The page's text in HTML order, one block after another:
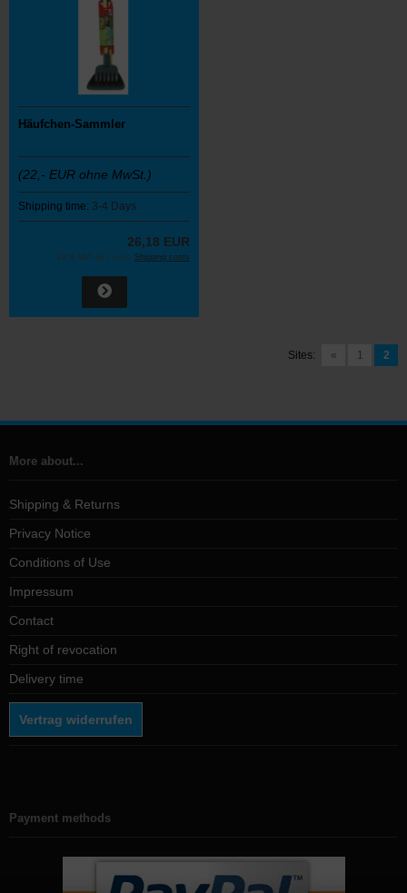
Häufchen-Sammler
(22,- EUR ohne MwSt.)
Shipping time: 3-4 Days
26,18 EUR
19 % VAT incl. excl. Shipping costs
Sites: « 1 2
More about...
Shipping & Returns
Privacy Notice
Conditions of Use
Impressum
Contact
Right of revocation
Delivery time
Vertrag widerrufen
Payment methods